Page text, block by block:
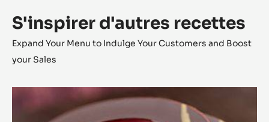
S'inspirer d'autres recettes
Expand Your Menu to Indulge Your Customers and Boost
your Sales
L'Alto